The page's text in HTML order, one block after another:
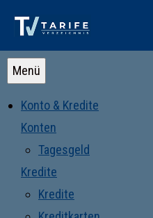
Menü
Konto & Kredite
Konten
Tagesgeld
Kredite
Kredite